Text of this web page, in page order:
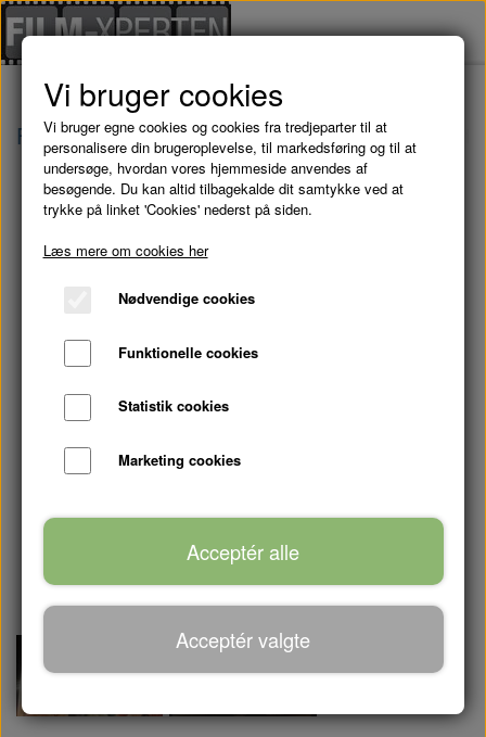
Forside Brugte Film VINGUIDE - DVD (Brugt)
Vi bruger cookies
Vi bruger egne cookies og cookies fra tredjeparter til at
personalisere din brugeroplevelse, til markedsføring og til at
undersøge, hvordan vores hjemmeside anvendes af
besøgende. Du kan altid tilbagekalde dit samtykke ved at
trykke på linket 'Cookies' nederst på siden.
Læs mere om cookies her
Nødvendige cookies
Funktionelle cookies
Statistik cookies
Marketing cookies
Acceptér alle
Acceptér valgte